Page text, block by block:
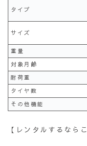
タイプ
サイズ
重量
対象月齢
耐荷重
タイヤ数
その他機能
【レンタルするなら